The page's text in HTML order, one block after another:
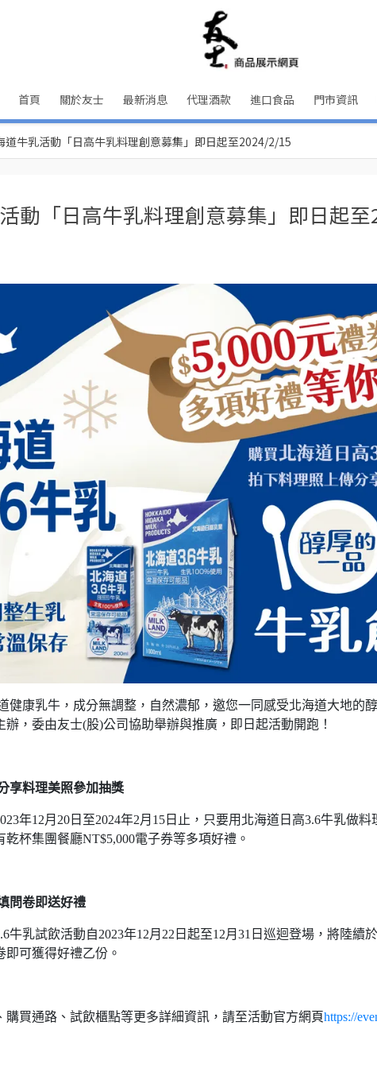
首頁 關於友士 最新消息 代理酒款 進口食品 門市資訊
道牛乳活動「日高牛乳料理創意募集」即日起至2024/2/15
動「日高牛乳料理創意募集」即日起
健康乳牛，成分無調整，自然濃郁，邀您一同感受北海道大地的
，委由友士(股)公司協助舉辦與推廣，即日起活動開跑！
享料理美照參加抽獎
年12月20日至2024年2月15日止，只要用北海道日高3.6牛乳做
杯集團餐廳NT$5,000電子券等多項好禮。
問卷即送好禮
牛乳試飲活動自2023年12月22日起至12月31日巡迴登場，將陸續
可獲得好禮乙份。
買通路、試飲櫃點等更多詳細資訊，請至活動官方網頁https://